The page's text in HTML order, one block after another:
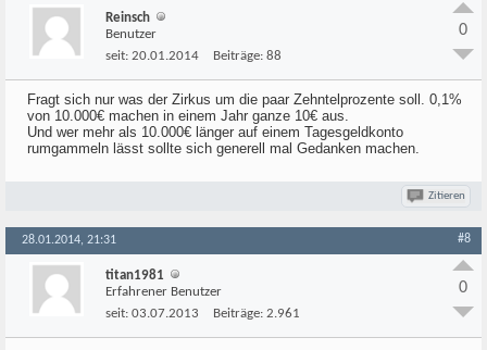
Reinsch
Benutzer
seit: 20.01.2014 Beiträge: 88
0
Fragt sich nur was der Zirkus um die paar Zehntelprozente soll. 0,1%
von 10.000€ machen in einem Jahr ganze 10€ aus.
Und wer mehr als 10.000€ länger auf einem Tagesgeldkonto
rumgammeln lässt sollte sich generell mal Gedanken machen.
Zitieren
28.01.2014, 21:31 #8
titan1981
Erfahrener Benutzer
seit: 03.07.2013 Beiträge: 2.961
0